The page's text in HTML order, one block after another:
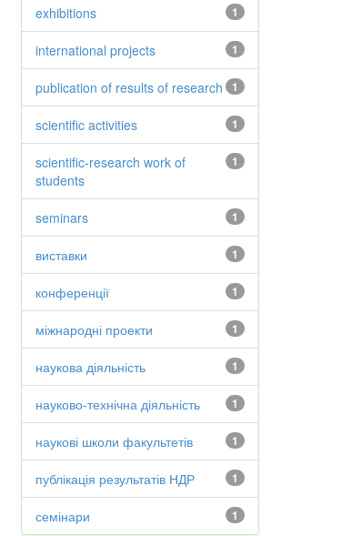
1
exhibitions
1
international projects
1
publication of results of research
1
scientific activities
1
scientific-research work of
students
1
seminars
1
виставки
1
конференції
1
міжнародні проекти
1
наукова діяльність
1
науково-технічна діяльність
1
наукові школи факультетів
1
публікація результатів НДР
1
семінари